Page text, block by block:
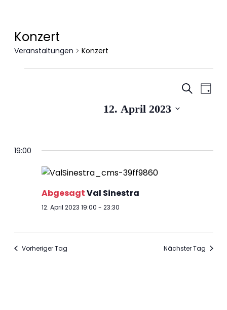
Konzert
Veranstaltungen Konzert
SucheTag
12. April 2023
19:00
AbgesagtVal Sinestra
12. April 2023 19:00 - 23:30
Vorheriger Tag Nächster Tag